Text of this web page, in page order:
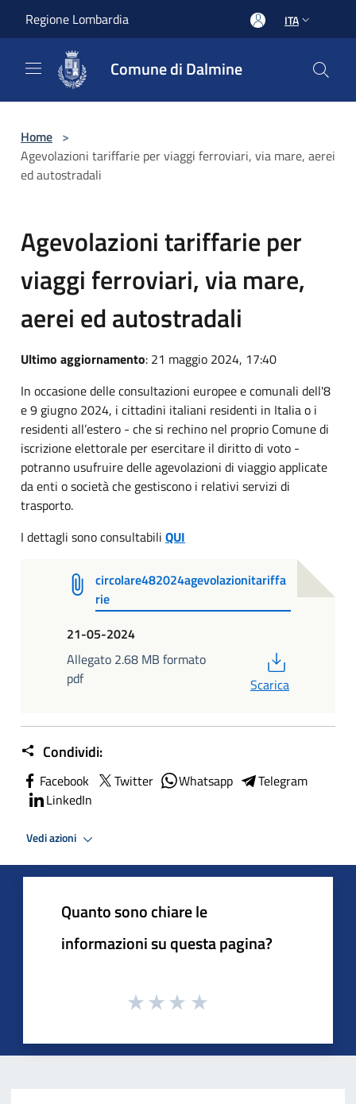
Regione Lombardia ITA
Comune di Dalmine
Home >
Agevolazioni tariffarie per viaggi ferroviari, via mare, aerei
ed autostradali
Agevolazioni tariffarie per
viaggi ferroviari, via mare,
aerei ed autostradali
Ultimo aggiornamento: 21 maggio 2024, 17:40
In occasione delle consultazioni europee e comunali dell'8
e 9 giugno 2024, i cittadini italiani residenti in Italia o i
residenti all’estero - che si rechino nel proprio Comune di
iscrizione elettorale per esercitare il diritto di voto -
potranno usufruire delle agevolazioni di viaggio applicate
da enti o società che gestiscono i relativi servizi di
trasporto.
I dettagli sono consultabili QUI
circolare482024agevolazionitariffa
rie
21-05-2024
Allegato 2.68 MB formato
pdf
Scarica
Condividi:
Facebook Twitter Whatsapp
Telegram
LinkedIn
Vedi azioni
Quanto sono chiare le
informazioni su questa pagina?